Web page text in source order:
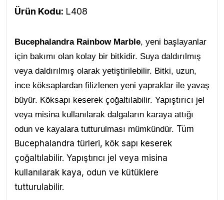
Ürün Kodu: L408
Bucephalandra Rainbow Marble, yeni başlayanlar
için bakımı olan kolay bir bitkidir. Suya daldırılmış
veya daldırılmış olarak yetiştirilebilir. Bitki, uzun,
ince köksaplardan filizlenen yeni yapraklar ile yavaş
büyür. Köksapı keserek çoğaltılabilir. Yapıştırıcı jel
veya misina kullanılarak dalgaların karaya attığı
odun ve kayalara tutturulması mümkündür. Tüm
Bucephalandra türleri, kök sapı keserek
çoğaltılabilir. Yapıştırıcı jel veya misina
kullanılarak kaya, odun ve kütüklere
tutturulabilir.